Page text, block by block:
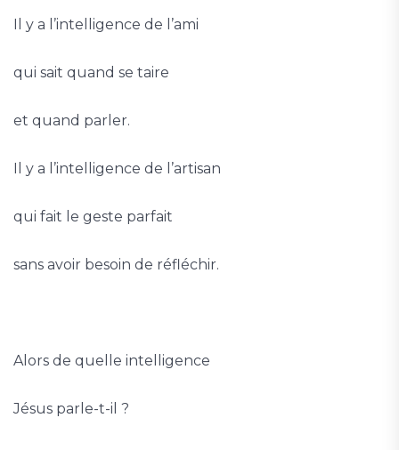
Il y a l’intelligence de l’ami
qui sait quand se taire
et quand parler.
Il y a l’intelligence de l’artisan
qui fait le geste parfait
sans avoir besoin de réfléchir.
Alors de quelle intelligence
Jésus parle-t-il ?